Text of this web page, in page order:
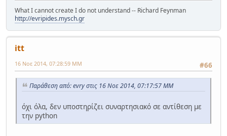
What I cannot create I do not understand -- Richard Feynman
http://evripides.mysch.gr
itt
#66
16 Νοε 2014, 07:28:59 ΜΜ
Παράθεση από: evry στις 16 Νοε 2014, 07:17:57 ΜΜ
όχι όλα, δεν υποστηρίζει συναρτησιακό σε αντίθεση με
την python